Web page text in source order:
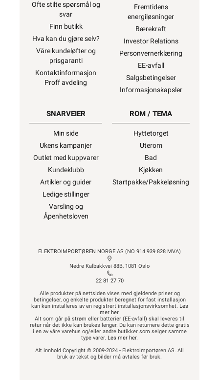
Ofte stilte spørsmål og
svar
Finn butikk
Hva kan du gjøre selv?
Våre kundeløfter og
prisgaranti
Kontaktinformasjon
Proff avdeling
Fremtidens
energiløsninger
Bærekraft
Investor Relations
Personvernerklæring
EE-avfall
Salgsbetingelser
Informasjonskapsler
SNARVEIER
Min side
Ukens kampanjer
Outlet med kuppvarer
Kundeklubb
Artikler og guider
Ledige stillinger
Varsling og
Åpenhetsloven
ROM / TEMA
Hyttetorget
Uterom
Bad
Kjøkken
Startpakke/Pakkeløsning
ELEKTROIMPORTØREN NORGE AS (NO 914 939 828 MVA)
Nedre Kalbakkvei 88B, 1081 Oslo
22 81 27 70
Alle produkter på nettsiden vises med gjeldende priser og
betingelser, og enkelte produkter beregnet for fast installasjon
kan kun installeres av en registrert installasjonsvirksomhet. Les
mer her.
Alt som går på strøm eller batterier (EE-avfall) skal leveres til
retur når det ikke kan brukes lenger. Du kan returnere dette gratis
i en av våre varehus og/eller andre butikker som selger samme
type varer. Les mer her.
Alt innhold Copyright © 2009-2024 - Elektroimportøren AS. All
bruk av tekst og bilder må avtales før bruk.